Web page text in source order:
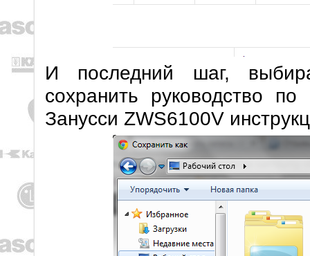
И последний шаг,
сохранить руководство
Занусси ZWS6100V